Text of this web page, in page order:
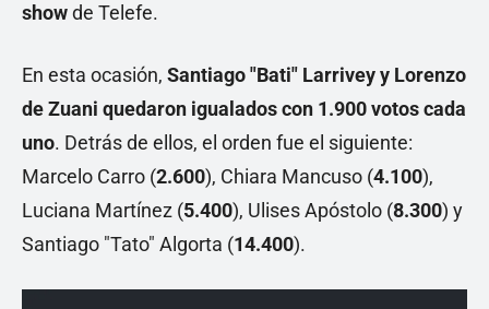
showde Telefe.
En esta ocasión, Santiago "Bati" Larrivey y Lorenzo
de Zuani quedaron igualados con 1.900 votos cada
uno. Detrás de ellos, el orden fue el siguiente:
Marcelo Carro (2.600), Chiara Mancuso (4.100),
Luciana Martínez (5.400), Ulises Apóstolo (8.300) y
Santiago "Tato" Algorta (14.400).